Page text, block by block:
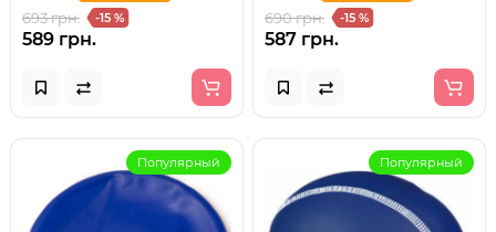
693 грн. -15 %
589 грн.
690 грн. -15 %
587 грн.
Популярный Популярный